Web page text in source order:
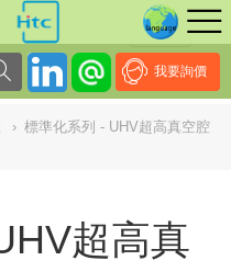
我要詢價
› 標準化系列 - UHV超高真空腔
超高真